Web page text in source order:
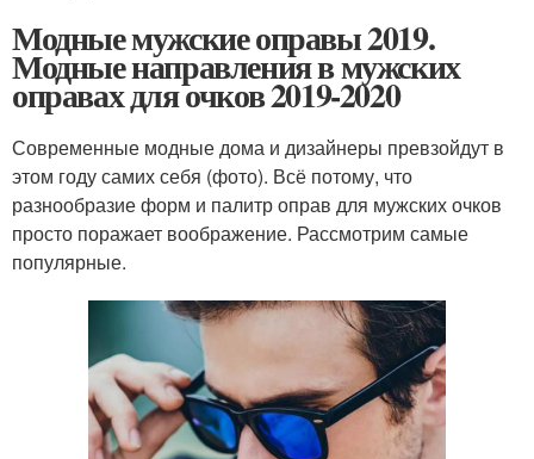
Модные мужские оправы 2019.
Модные направления в мужских
оправах для очков 2019-2020
Современные модные дома и дизайнеры превзойдут в
этом году самих себя (фото). Всё потому, что
разнообразие форм и палитр оправ для мужских очков
просто поражает воображение. Рассмотрим самые
популярные.